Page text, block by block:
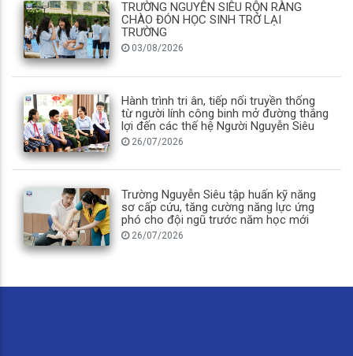
TRƯỜNG NGUYỄN SIÊU RỘN RÀNG
CHÀO ĐÓN HỌC SINH TRỞ LẠI
TRƯỜNG
03/08/2026
Hành trình tri ân, tiếp nối truyền thống
từ người lính công binh mở đường thắng
lợi đến các thế hệ Người Nguyễn Siêu
26/07/2026
Trường Nguyễn Siêu tập huấn kỹ năng
sơ cấp cứu, tăng cường năng lực ứng
phó cho đội ngũ trước năm học mới
26/07/2026